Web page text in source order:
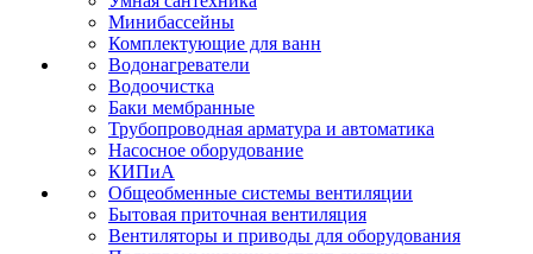
Минибассейны
Комплектующие для ванн
Водонагреватели
Водоочистка
Баки мембранные
Трубопроводная арматура и автоматика
Насосное оборудование
КИПиА
Общеобменные системы вентиляции
Бытовая приточная вентиляция
Вентиляторы и приводы для оборудования